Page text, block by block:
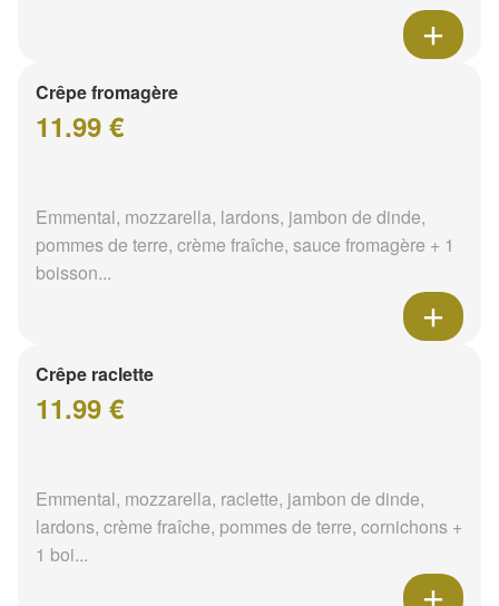
Crêpe fromagère
11.99 €
Emmental, mozzarella, lardons, jambon de dinde,
pommes de terre, crème fraîche, sauce fromagère + 1
boisson...
Crêpe raclette
11.99 €
Emmental, mozzarella, raclette, jambon de dinde,
lardons, crème fraîche, pommes de terre, cornichons +
1 boi...